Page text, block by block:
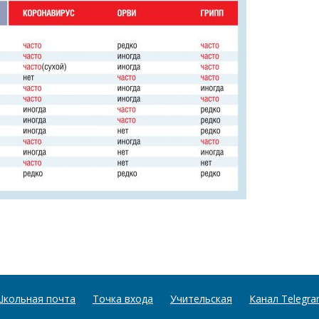
почта Точка входа Учительская Канал